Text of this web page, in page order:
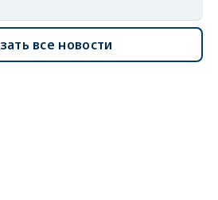
все новости